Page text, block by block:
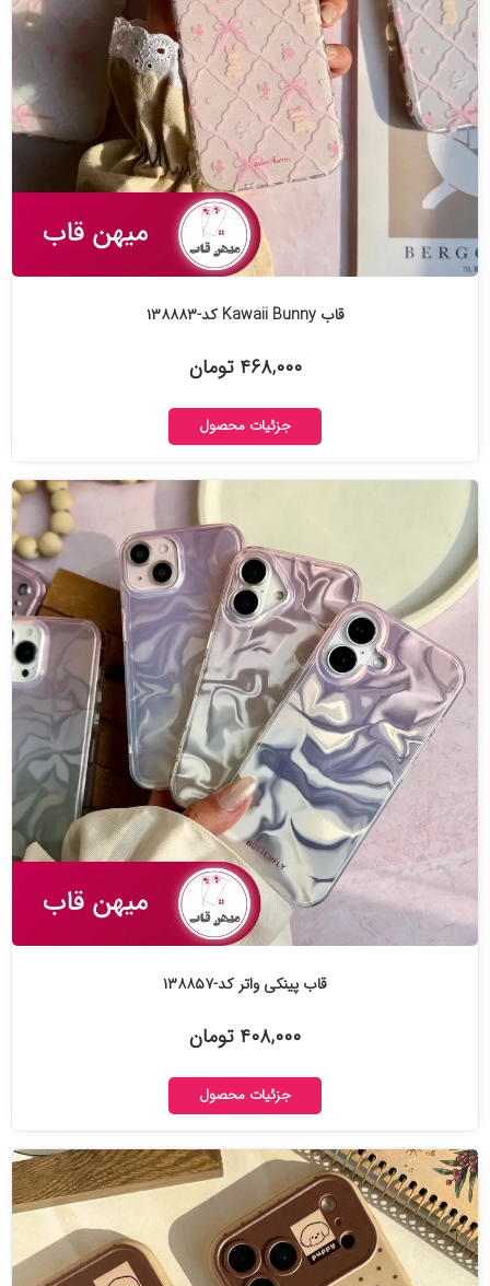
قاب Kawaii Bunny کد-۱۳۸۸۸۳
۴۶۸,۰۰۰ تومان
جزئیات محصول
قاب پینکی واتر کد-۱۳۸۸۵۷
۴۰۸,۰۰۰ تومان
جزئیات محصول